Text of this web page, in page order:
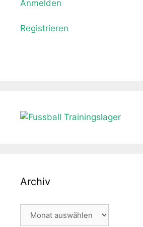
Anmelden
Registrieren
Archiv